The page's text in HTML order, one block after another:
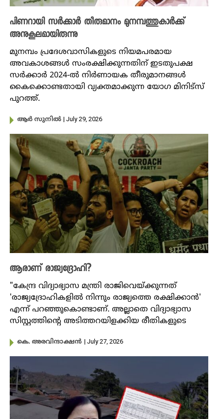
പിണറായി സർക്കാർ തീരുമാനം മുനമ്പത്തുകാ‍ർക്ക്
അനുകൂലമായിരുന്നു
മുനമ്പം പ്രദേശവാസികളുടെ നിയമപരമായ
അവകാശങ്ങള്‍ സംരക്ഷിക്കുന്നതിന് ഇടതുപക്ഷ
സര്‍ക്കാര്‍ 2024-ല്‍ നിര്‍ണായക തീരുമാനങ്ങള്‍
കൈക്കൊണ്ടതായി വ്യക്തമാക്കുന്ന യോഗ മിനിട്സ്
പുറത്ത്.
ആർ സുനിൽ | July 29, 2026
ആരാണ് രാജ്യ​​ദ്രോഹി?
"കേന്ദ്ര വിദ്യാഭ്യാസ മന്ത്രി രാജിവെയ്ക്കുന്നത്
'രാജ്യദ്രോഹികളിൽ നിന്നും രാജ്യത്തെ രക്ഷിക്കാൻ'
എന്ന് പറഞ്ഞുകൊണ്ടാണ്. അല്ലാതെ വിദ്യാഭ്യാസ
സിസ്റ്റത്തിന്റെ അടിത്തറയിളക്കിയ രീതികളുടെ
കെ. അരവിന്ദാക്ഷൻ | July 27, 2026